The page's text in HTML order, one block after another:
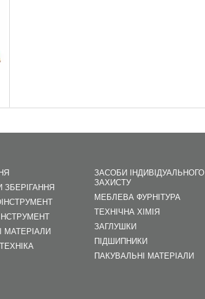
МАТЕРІАЛИ
ЗАСОБИ ІНДИВІДУАЛЬНОГО
ЗАХИСТУ
МЕБЛЕВА ФУРНІТУРА
ТЕХНІЧНА ХІМІЯ
ЗАГЛУШКИ
ПІДШИПНИКИ
ПАКУВАЛЬНІ МАТЕРІАЛИ